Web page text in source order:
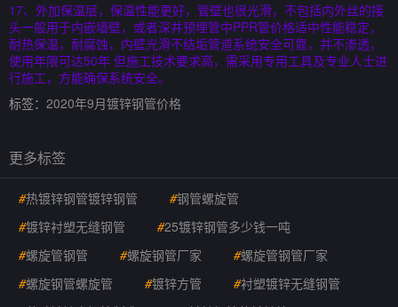
17、外加保温层，保温性能更好，管壁也很光滑，不包括内外丝的接
头一般用于内嵌墙壁，或者深井预埋管中PPR管价格适中性能稳定，
耐热保温，耐腐蚀，内壁光滑不结垢管道系统安全可靠，并不渗透，
使用年限可达50年 但施工技术要求高，需采用专用工具及专业人士进
行施工，方能确保系统安全。
标签： 2020年9月镀锌钢管价格
更多标签
#热镀锌钢管镀锌钢管 #钢管螺旋管
#镀锌衬塑无缝钢管 #25镀锌钢管多少钱一吨
#螺旋管钢管 #螺旋钢管厂家 #螺旋管钢管厂家
#螺旋钢管螺旋管 #镀锌方管 #衬塑镀锌无缝钢管